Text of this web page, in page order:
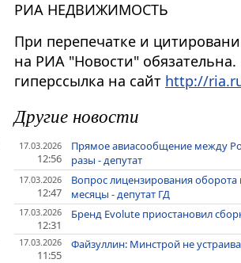
РИА НЕДВИЖИМОСТЬ
При перепечатке и
на РИА "Новости"
гиперссылка на сайт http://
Другие новости
17.03.2026
12:56
Прямое авиасообщение между
разы - депутат
17.03.2026
12:47
Вопрос лицензирования
месяцы - депутат ГД
17.03.2026
12:31
Бренд Evolute приостановил
17.03.2026
11:55
Файзуллин: Минстрой не